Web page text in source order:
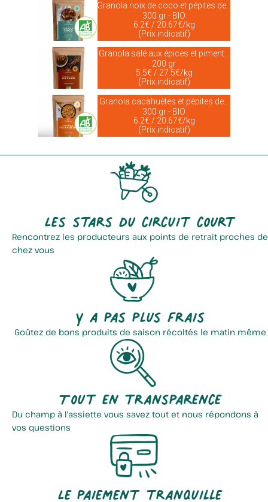
Granola noix de coco et pépites de...
300 gr - BIO
6.2€ / 20.67€/kg
(Prix indicatif)
Granola salé aux épices et piment...
200 gr
5.5€ / 27.5€/kg
(Prix indicatif)
Granola cacahuètes et pépites de...
300 gr - BIO
6.2€ / 20.67€/kg
(Prix indicatif)
Les stars du circuit court
Rencontrez les producteurs aux points de retrait proches de
chez vous
Y a pas plus frais
Goûtez de bons produits de saison récoltés le matin même
Tout en transparence
Du champ à l'assiette vous savez tout et nous répondons à
vos questions
Le paiement tranquille